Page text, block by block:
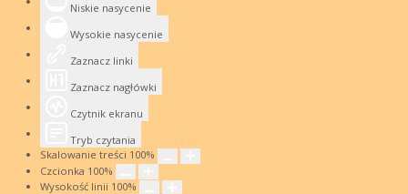
Niskie nasycenie
Wysokie nasycenie
Zaznacz linki
Zaznacz nagłówki
Czytnik ekranu
Tryb czytania
Skalowanie treści 100%
Czcionka 100%
Wysokość linii 100%